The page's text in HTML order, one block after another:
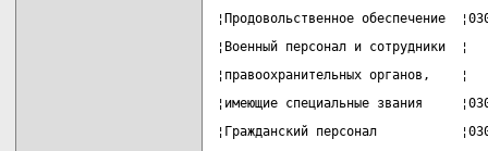
¦Продовольственное обеспечение
¦Военный персонал и
¦правоохранительных
¦имеющие специальные звания
¦Гражданский персонал